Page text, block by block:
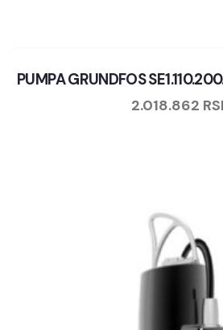
PUMPA GRUNDFOS
2.018.862